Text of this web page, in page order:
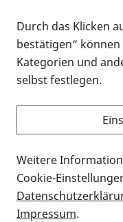
Vorlesen
Alle
Formaten an
Sie möchten
suchen und dieses
können? Schauen
Thema Infomaterial
für blinde und
Auf dieser Seite
Durch das Klicken
bestätigen“
Kategorien und
selbst festlegen.
Weitere
Cookie-
Impressum.